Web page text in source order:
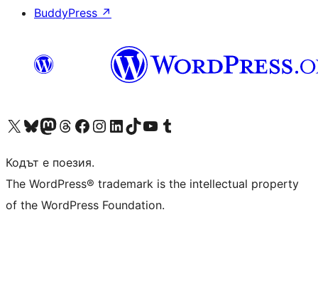
BuddyPress ↗
Visit our X (formerly Twitter) account
Visit our Bluesky account
Visit our Mastodon account
Visit our Threads account
Посетете нашата страница във Facebook
Посетете нашия профил в Instagram
Посетете нашия профил в LinkedIn
Visit our TikTok account
Visit our YouTube channel
Visit our Tumblr account
Кодът е поезия.
The WordPress® trademark is the intellectual property
of the WordPress Foundation.